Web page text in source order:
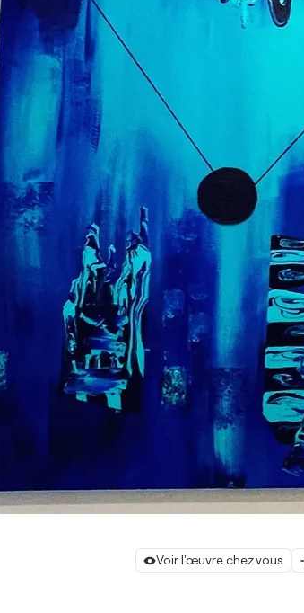
Voir l'œuvre chez vous